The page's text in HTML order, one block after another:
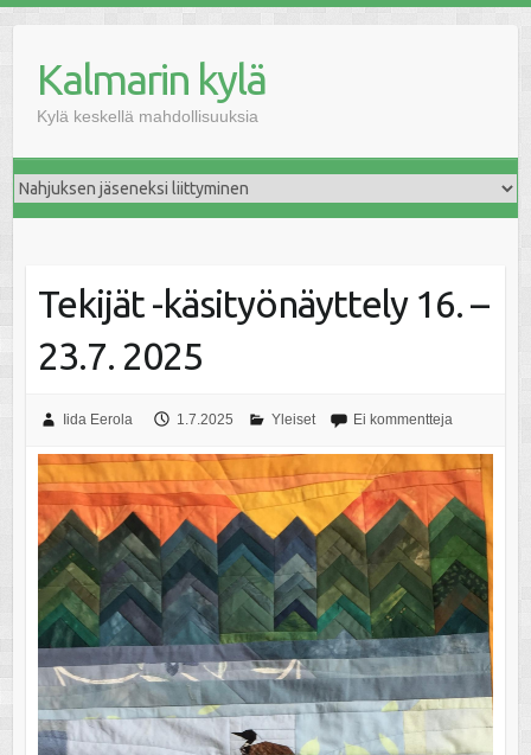
contentKalmarin kylä
Kylä keskellä mahdollisuuksia
Tekijät -käsityönäyttely 16. –
23.7. 2025
Iida Eerola 1.7.2025 Yleiset Ei kommentteja